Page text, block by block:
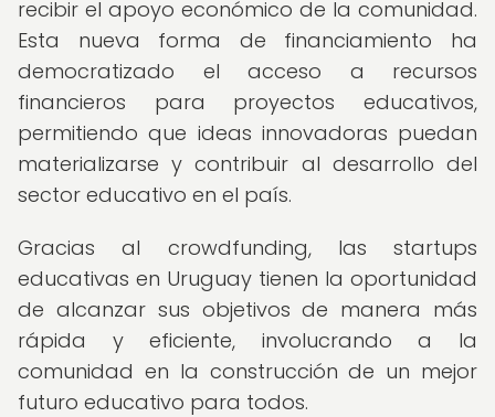
recibir el apoyo económico de la comunidad.
Esta nueva forma de financiamiento ha
democratizado el acceso a recursos
financieros para proyectos educativos,
permitiendo que ideas innovadoras puedan
materializarse y contribuir al desarrollo del
sector educativo en el país.
Gracias al crowdfunding, las startups
educativas en Uruguay tienen la oportunidad
de alcanzar sus objetivos de manera más
rápida y eficiente, involucrando a la
comunidad en la construcción de un mejor
futuro educativo para todos.